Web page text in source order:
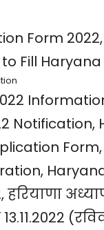
Notification,